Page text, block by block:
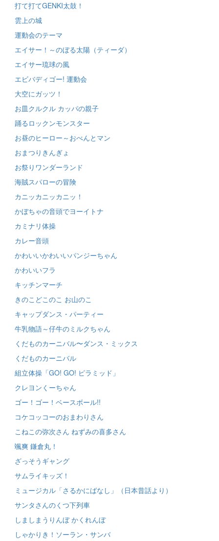
打て打てGENKI太鼓！
雲上の城
運動会のテーマ
エイサー！～のぼる太陽（ティーダ）
エイサー琉球の風
エビバディゴー! 運動会
大空にガッツ！
お皿クルクル カッパの親子
踊るロックンモンスター
お昼のヒーロー～おべんとマン
おまつりきんぎょ
お祭りワンダーランド
海賊スパローの冒険
カニッカニッカニッ！
かぼちゃの音頭でヨーイトナ
カミナリ体操
カレー音頭
かわいいかわいいパンジーちゃん
かわいいフラ
キッチンマーチ
きのこどこのこ お山のこ
キャップダンス・パーティー
牛乳物語～仔牛のミルクちゃん
くだものカーニバル〜ダンス・ミックス
くだものカーニバル
組立体操「GO! GO! ピラミッド」
クレヨンくーちゃん
ゴー！ゴー！ベースボール!!
コケコッコーのおまわりさん
こねこの弥次さん ねずみの喜多さん
颯爽 鎌倉丸！
ざっそうギャング
サムライキッズ！
ミュージカル「さるかにばなし」（日本昔話より）
サンタさんのくつ下列車
しましまうりんぼ かくれんぼ
しゃかりき！ソーラン・サンバ